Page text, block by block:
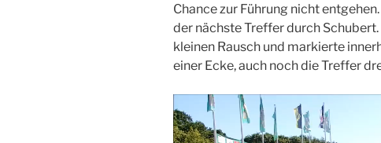
Chance zur Führung nicht
der nächste Treffer durch
kleinen Rausch und markierte
einer Ecke, auch noch die Treffer
Video-
Player